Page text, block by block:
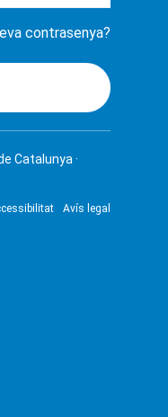
contrasenya?
Catalunya ·
Avís legal